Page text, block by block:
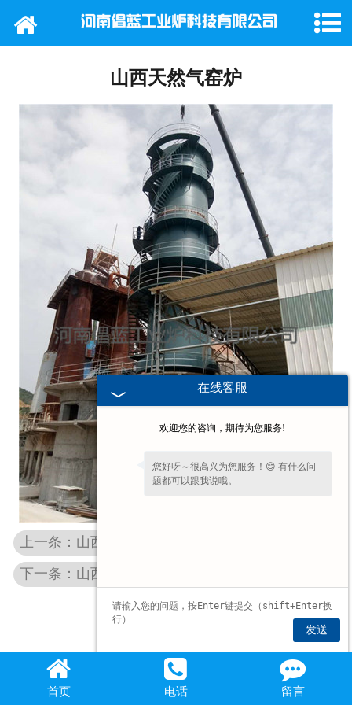
网站首页
产品中心
新闻动态
行业新闻
工程案例
在线留言
联系我们
山西天然气窑炉
上一条：山西曲沃项目
下一条：山西天然气窑炉
首页 电话 留言
在线客服
欢迎您的咨询，期待为您服务!
您好呀～很高兴为您服务！😊 有什么问
题都可以跟我说哦。
发送